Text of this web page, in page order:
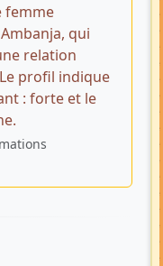
femme
qui
relation
profil indique
: forte et le